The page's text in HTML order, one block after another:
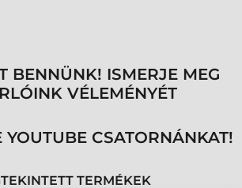
BENNÜNK! ISMERJE MEG
VÉLEMÉNYÉT
YOUTUBE CSATORNÁNKAT!
TERMÉKEK